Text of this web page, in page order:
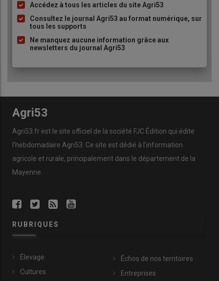
Liste
à
puce
Accédez à tous les articles du site Agri53
Consultez le journal Agri53 au format numérique, sur
tous les supports
Ne manquez aucune information grâce aux
newsletters du journal Agri53
Agri53
Agri53.fr est le site officiel de la société FJC Édition qui édite
l’hebdomadaire Agri53. Ce site est dédié à l’information
agricole et rurale, principalement dans le département de la
Mayenne.
RUBRIQUES
Élevage
Cultures
Échos de nos territoires
Entreprises